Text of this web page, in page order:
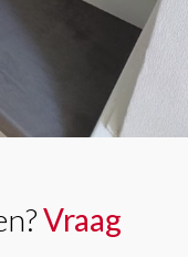
Vraag